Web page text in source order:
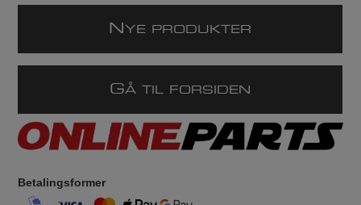
N YE PRODUKTER
GÅ TIL FORSIDEN
Betalingsformer